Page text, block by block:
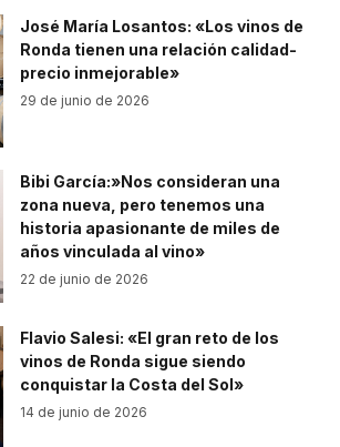
José María Losantos: «Los vinos de
Ronda tienen una relación calidad-
precio inmejorable»
29 de junio de 2026
Bibi García:»Nos consideran una
zona nueva, pero tenemos una
historia apasionante de miles de
años vinculada al vino»
22 de junio de 2026
Flavio Salesi: «El gran reto de los
vinos de Ronda sigue siendo
conquistar la Costa del Sol»
14 de junio de 2026